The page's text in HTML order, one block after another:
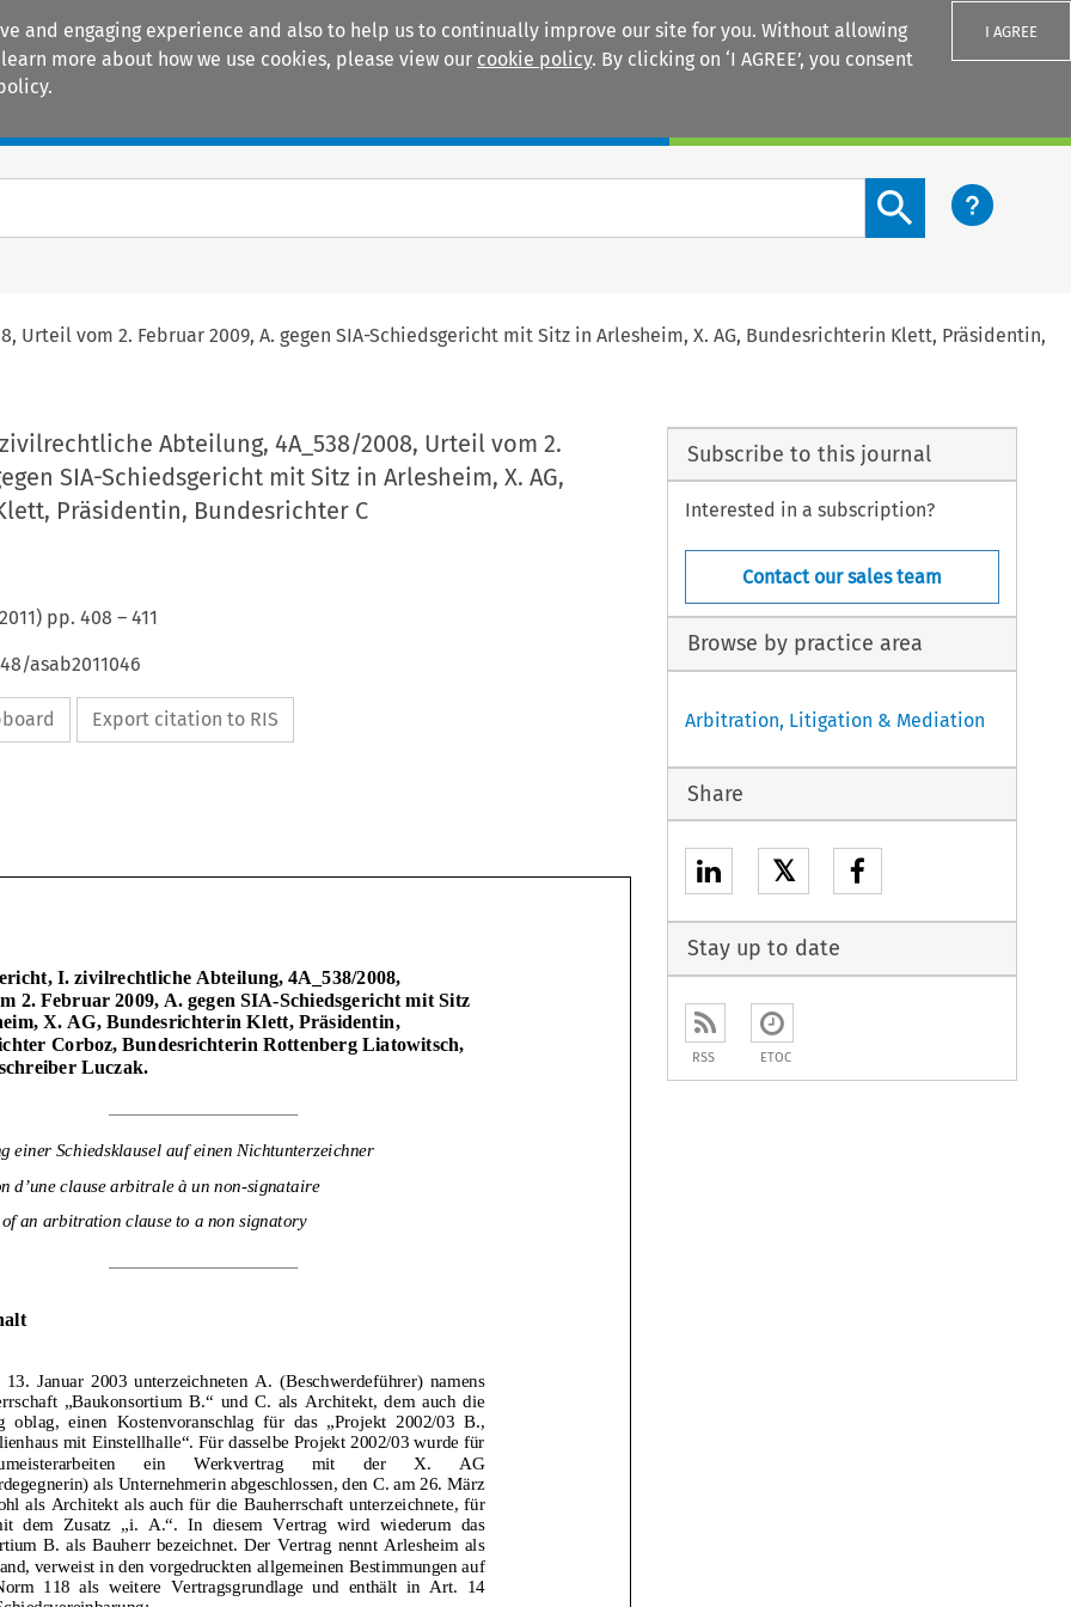
and engaging experience and also to help us to continually improve our site for you. Without allowing
more about how we use cookies, please view our cookie policy. By clicking on ‘I AGREE’, you consent
I AGREE
Search content button
vom 2. Februar 2009, A. gegen SIA-Schiedsgericht mit Sitz in Arlesheim, X. AG, Bundesrichterin Klett, Präsidentin,
Abteilung, 4A_538/2008, Urteil vom 2.
SIA-Schiedsgericht mit Sitz in Arlesheim, X. AG,
Präsidentin, Bundesrichter C
) pp. 408 – 411
asab2011046
Export citation to RIS
Urteil vom 2. Februar 2009, A. gegen SIA-Schiedsgericht mit Sitz
in Arlesheim, X. AG, Bundesr ichterin Klett, Präsidentin,
Gerichtsschreiber Luczak.
Ausweitung einer Schiedsklausel auf einen Nichtunterzeichner
Application d’une clause arbitrale à un non-signataire
Extension of an arbitration clause to a non signatory
Sachverhalt
Am 13. Januar 2003 unterzeichneten
A. (Beschwerdeführer) namens
Mehrfamilienhaus mit Einstellhalle“. Fü
r dasselbe Projekt 2002/03 wurde für
die Baumeisterarbeiten ein Werkvertrag mit der X. AG
(Beschwerdegegnerin) als Unternehmerin abgeschlossen, den C. am 26. März
2003 sowohl als Architekt als auch fü
r die Bauherrschaft unterzeichnete, für
letztere mit dem Zusatz „i. A.“. In diesem Vertrag wird wiederum das
Baukonsortium B. als Bauherr bezeichnet. Der Vertrag nennt Arlesheim als
Gerichtsstand, verweist in den vorge
druckten allgemeinen Bestimmungen auf
die SIA-Norm 118 als weitere Vertragsgrundlage und enthält in Art. 14
Urteil vom 2. Februar 2009, A. gegen SIA-Schiedsgericht mit Sitz
Bundesrichter Corboz, Bundesrichterin Rottenberg Liatowitsch,
Gerichtsschreiber Luczak.
Ausweitung einer Schiedsklausel auf einen Nichtunterzeichner
Am  13.  Januar  2003  unterzeichneten A.  (Beschwerdeführer)  namens
der  Bauherrschaft  „Baukonsortium  B.“  und  C.  als  Architekt,  dem  auch  die
Bauleitung  oblag,  einen  Kostenvoranschlag  für  das  „Projekt  2002/03  B.,
Mehrfamilienhaus mit Einstellhalle“. Für dasselbe Projekt 2002/03 wurde für
die      Baumeisterarbeiten      ein      Werkvertrag      mit      der      X.      AG
(Beschwerdegegnerin) als Unternehmerin abgeschlossen, den C. am 26. März
2003 sowohl als Architekt als auch für die Bauherrschaft unterzeichnete, für
letztere  mit  dem  Zusatz  „i.  A.“.  In  diesem  Vertrag  wird  wiederum  das
Baukonsortium  B.  als  Bauherr  bezeichnet.  Der  Vertrag  nennt  Arlesheim  als
Gerichtsstand, verweist in den vorgedruckten allgemeinen Bestimmungen auf
die  SIA-Norm  118  als  weitere  Vertragsgrundlage  und  enthält  in  Art.  14
folgende Schiedsvereinbarung:
„Falls  aus  diesem  Vertrag  Streitigkeiten  entstehen,  so  werden  sie,
gestützt   auf   die   Zivilprozessordnung   des   Kantons   (jeweiliger   Sitz   der
Subscribe to this journal
Interested in a subscription?
Contact our sales team
Browse by practice area
Arbitration, Litigation & Mediation
Share
𝕏
Stay up to date
RSS ETOC